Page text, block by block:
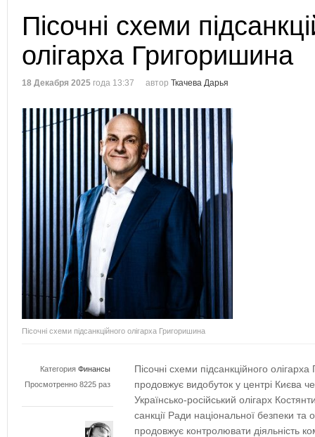
Пісочні схеми
олігарха Григоришина
18 Декабря 2025 года 13:37 автор Ткачева Дарья
Пісочні схеми підсанкційного олігарха Григоришина
Категория Финансы
Просмотренно 8225 раз
Пісочні схеми підсанкційного
продовжує видобуток у центрі Києва
Українсько-російський олігарх
санкції Ради національної безпеки
продовжує контролювати діяльність